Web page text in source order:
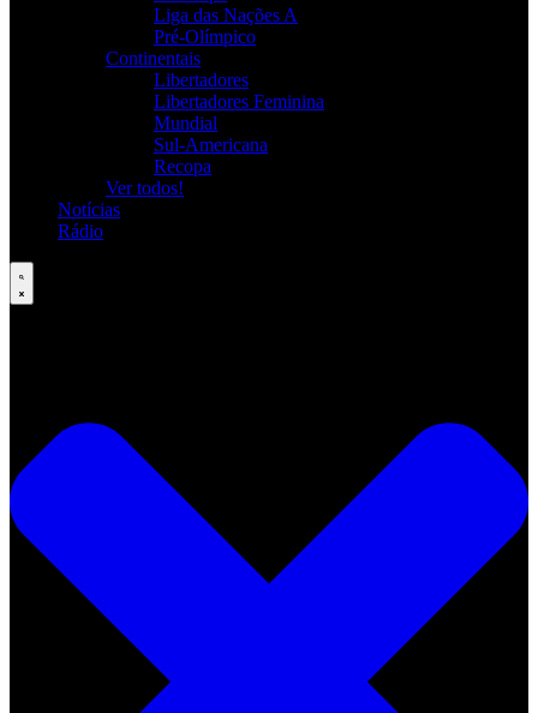
Liga das Nações A
Pré-Olímpico
Continentais
Libertadores
Libertadores Feminina
Mundial
Sul-Americana
Recopa
Ver todos!
Notícias
Rádio